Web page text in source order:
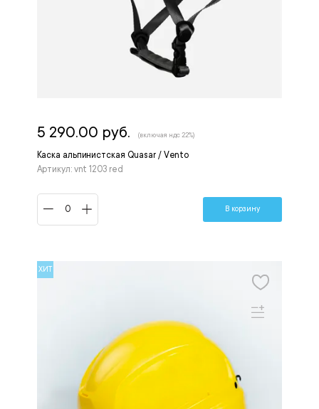
Каска альпинистская Quasar / Vento
Артикул: vnt 1203 red
5 290.00 руб. (включая ндс 22%)
В корзину
ХИТ